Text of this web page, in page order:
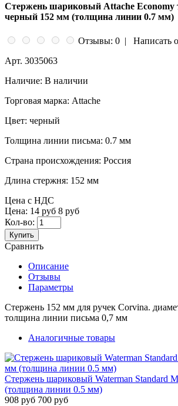
Стержень шариковый Attache Economy
черный 152 мм (толщина линии 0.7 мм)
Отзывы: 0 |
Написать
Арт. 3035063
Наличие: В наличии
Торговая марка: Attache
Цвет: черный
Толщина линии письма: 0.7 мм
Страна происхождения: Россия
Длина стержня: 152 мм
Цена с НДС
Цена: 14 руб 8 руб
Кол-во:
Купить
Сравнить
Описание
Отзывы
Параметры
Cтержень 152 мм для ручек Corvina.
толщина линии письма 0,7 мм
Аналогичные товары
Стержень шариковый Waterman Standard
(толщина линии 0.5 мм)
908 руб 700 руб